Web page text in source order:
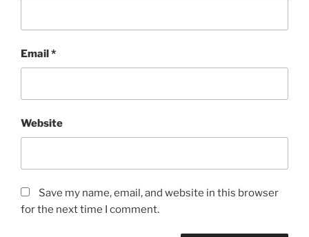
Email*
Website
Save my name, email, and website in this browser
for the next time I comment.